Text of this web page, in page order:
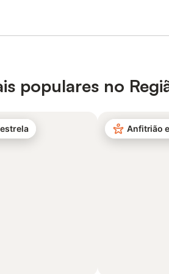
populares no
Anfitrião